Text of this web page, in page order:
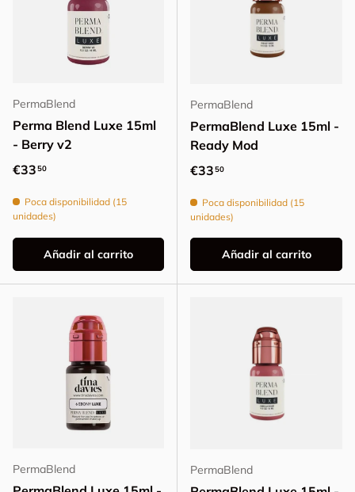
PermaBlend
Perma Blend Luxe 15ml
- Berry v2
Precio normal
€3350
Poca disponibilidad (15
unidades)
Añadir al carrito
PermaBlend
PermaBlend Luxe 15ml -
Ready Mod
Precio normal
€3350
Poca disponibilidad (15
unidades)
Añadir al carrito
PermaBlend PermaBlend